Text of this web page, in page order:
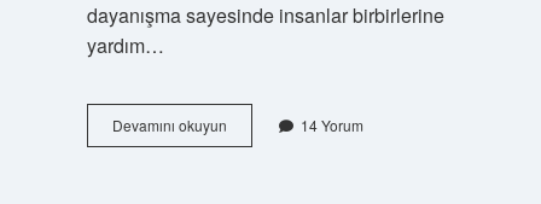
dayanışma sayesinde insanlar birbirlerine
yardım…
Devamını okuyunSivil
Toplum
14 Yorum